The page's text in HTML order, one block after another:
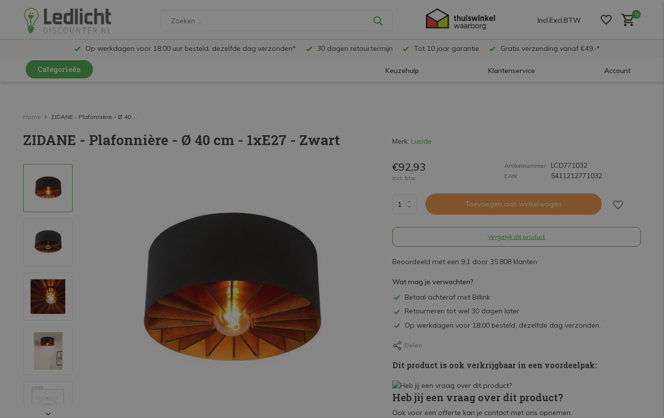
Incl.Excl.BTW
0
Op werkdagen voor 18:00 uur besteld, dezelfde dag verzonden* 30 dagen retourtermijn Tot 10 jaar garantie Gratis verzending vanaf €49,-*
Categorieën Keuzehulp Klantenservice Account
LED Railspots
LED Panelen
LED Schijnwerpers
Decoratieve verlichting
LED Noodverlichting
Installatiemateriaal
Mega Sale
Verduurzaming
LED TL verlichting
Home ZIDANE - Plafonnière - Ø 40 ...
ZIDANE - Plafonnière - Ø 40 cm - 1xE27 - Zwart Merk: Lucide
€92,93
Incl. btw
Artikelnummer LCD771032
EAN 5411212771032
Toevoegen aan winkelwagen
Vergelijk dit product
Beoordeeld met een 9,1 door 35.808 klanten
Wat mag je verwachten?
Betaal achteraf met Billink
Retourneren tot wel 30 dagen later
Op werkdagen voor 18:00 besteld, dezelfde dag verzonden.
Delen
Dit product is ook verkrijgbaar in een voordeelpak:
Heb jij een vraag over dit product?
Ook voor een offerte kan je contact met ons opnemen.